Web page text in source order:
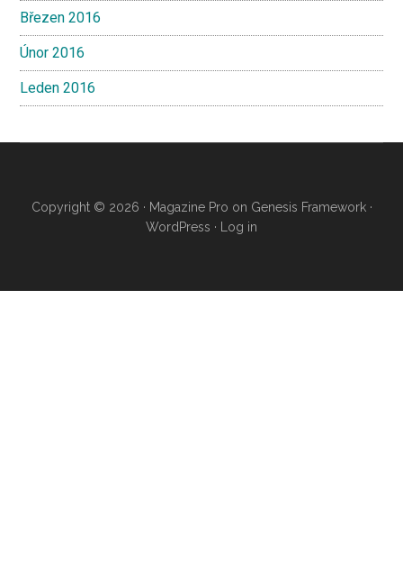
Březen 2016
Únor 2016
Leden 2016
Copyright © 2026 · Magazine Pro on Genesis Framework·
WordPress · Log in